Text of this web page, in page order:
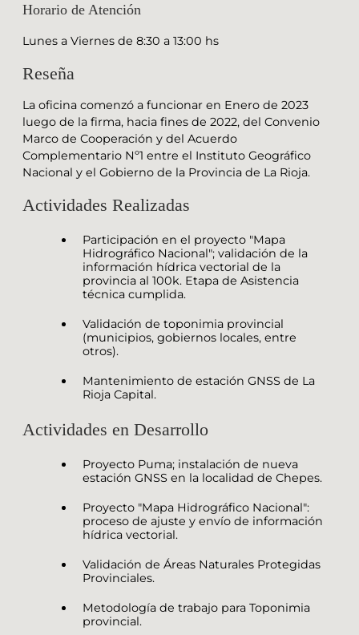
Horario de Atención
Lunes a Viernes de 8:30 a 13:00 hs
Reseña
La oficina comenzó a funcionar en Enero de 2023
luego de la firma, hacia fines de 2022, del Convenio
Marco de Cooperación y del Acuerdo
Complementario Nº1 entre el Instituto Geográfico
Nacional y el Gobierno de la Provincia de La Rioja.
Actividades Realizadas
Participación en el proyecto "Mapa
Hidrográfico Nacional"; validación de la
información hídrica vectorial de la
provincia al 100k. Etapa de Asistencia
técnica cumplida.
Validación de toponimia provincial
(municipios, gobiernos locales, entre
otros).
Mantenimiento de estación GNSS de La
Rioja Capital.
Actividades en Desarrollo
Proyecto Puma; instalación de nueva
estación GNSS en la localidad de Chepes.
Proyecto "Mapa Hidrográfico Nacional":
proceso de ajuste y envío de información
hídrica vectorial.
Validación de Áreas Naturales Protegidas
Provinciales.
Metodología de trabajo para Toponimia
provincial.